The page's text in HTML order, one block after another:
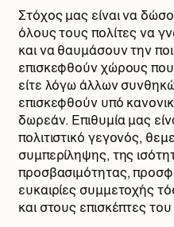
Στόχος μας είναι να
όλους τους πολίτες να
και να θαυμάσουν την
επισκεφθούν χώρους που
είτε λόγω άλλων
επισκεφθούν υπό
δωρεάν. Επιθυμία μας
πολιτιστικό γεγονός,
συμπερίληψης, της
προσβασιμότητας,
ευκαιρίες συμμετοχής
και στους επισκέπτες